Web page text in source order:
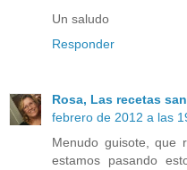
Un saludo
Responder
Rosa, Las recetas
febrero de 2012 a las
Menudo guisote, que
estamos pasando